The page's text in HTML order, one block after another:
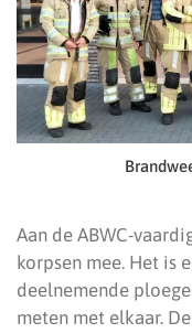
Aan de ABWC-
korpsen mee. Het is
deelnemende
meten met elkaar.